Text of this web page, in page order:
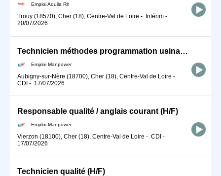
Emploi Aquila Rh
Trouy (18570), Cher (18), Centre-Val de Loire - Intérim -
20/07/2026
Technicien méthodes programmation usinage (H/F)
Emploi Manpower
Aubigny-sur-Nère (18700), Cher (18), Centre-Val de Loire -
CDI - 17/07/2026
Responsable qualité / anglais courant (H/F)
Emploi Manpower
Vierzon (18100), Cher (18), Centre-Val de Loire - CDI -
17/07/2026
Technicien qualité (H/F)